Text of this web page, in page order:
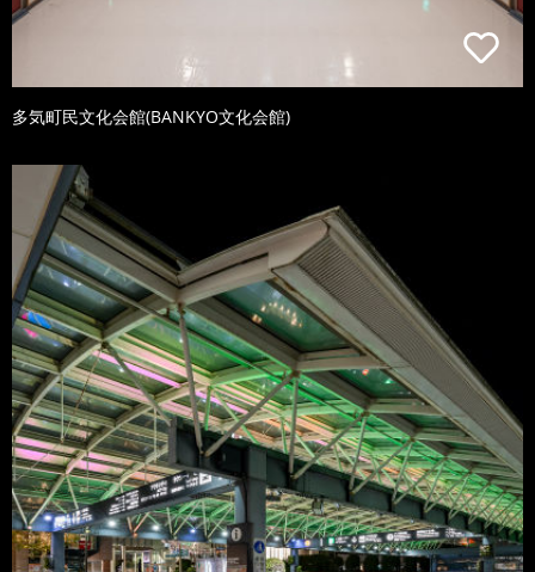
多気町民文化会館(BANKYO文化会館)